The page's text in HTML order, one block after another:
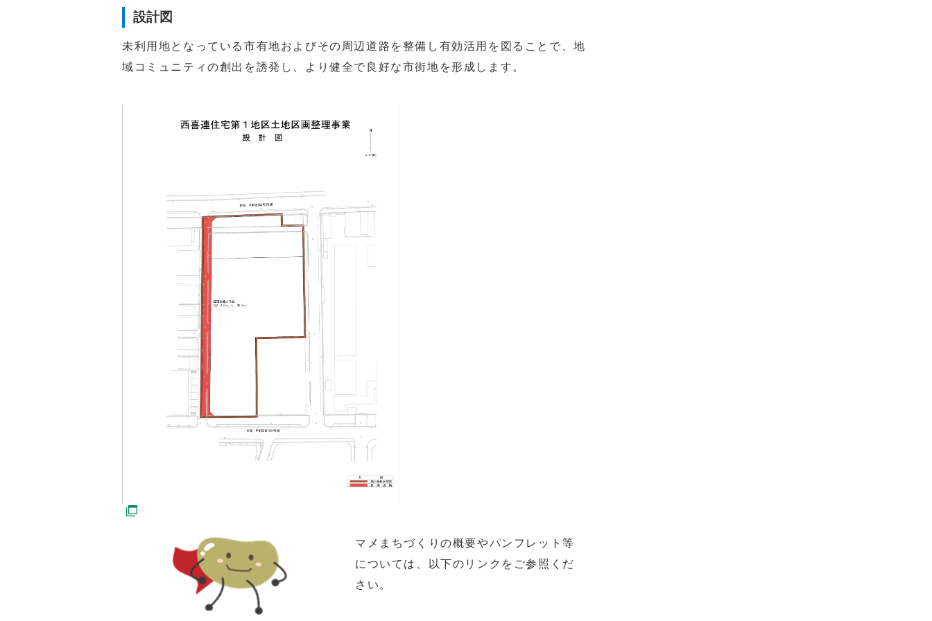
設計図
未利用地となっている市有地およびその周辺道路を整備し有効活用を図ることで、地
域コミュニティの創出を誘発し、より健全で良好な市街地を形成します。
マメまちづくりの概要やパンフレット等
については、以下のリンクをご参照くだ
さい。